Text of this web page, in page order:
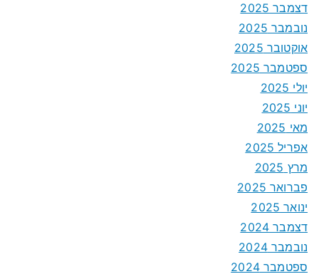
דצמבר 2025
נובמבר 2025
אוקטובר 2025
ספטמבר 2025
יולי 2025
יוני 2025
מאי 2025
אפריל 2025
מרץ 2025
פברואר 2025
ינואר 2025
דצמבר 2024
נובמבר 2024
ספטמבר 2024